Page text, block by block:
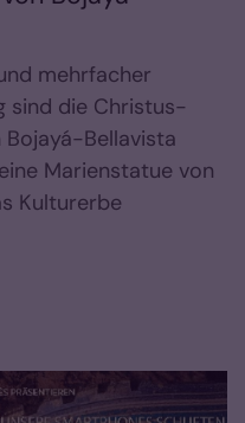
mehrfacher
sind die Christus-
Bellavista
Marienstatue von
Kulturerbe